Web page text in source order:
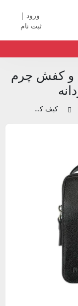
ورود |
ثبت نام
و کفش چرم
کیف کراس بادی